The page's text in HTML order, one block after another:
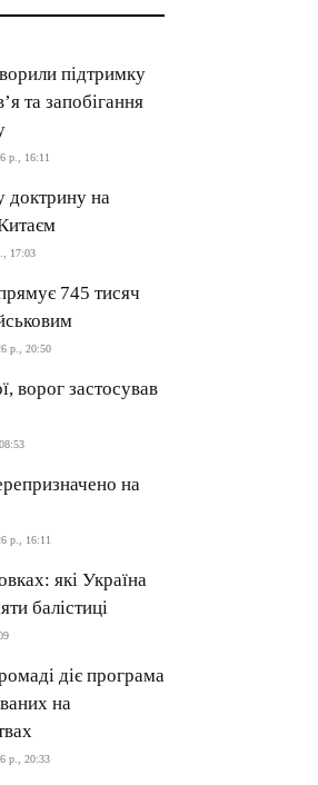
підтримку
та запобігання
р., 16:11
доктрину на
17:03
745 тисяч
р., 20:50
ворог застосував
на
р., 16:11
які Україна
балістиці
діє програма
на
р., 20:33